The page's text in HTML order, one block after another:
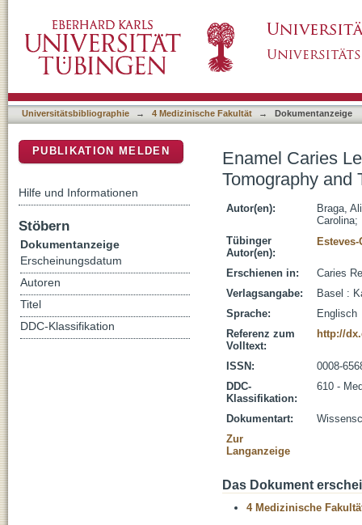
Microradiography: A Comparative Study
Universitätsbibliographie → 4 Medizinische Fakultät → Dokumentanzeige
Enamel Caries
Tomography and
Autor(en):
Braga,
Carolina;
Tübinger
Autor(en):
Erschienen in:
Caries
Verlagsangabe:
Basel :
Sprache:
Englisch
Referenz zum
Volltext:
http://
ISSN:
0008-
DDC-
Klassifikation:
610 -
Dokumentart:
Zur
Langanzeige
Das Dokument
4 Medizinische
PUBLIKATION MELDEN
Hilfe und Informationen
Stöbern
Dokumentanzeige
Erscheinungsdatum
Autoren
Titel
DDC-Klassifikation